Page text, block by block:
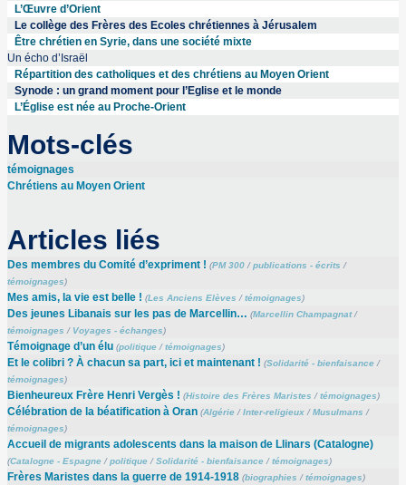
L’Œuvre d’Orient
Le collège des Frères des Ecoles chrétiennes à Jérusalem
Être chrétien en Syrie, dans une société mixte
Un écho d’Israël
Répartition des catholiques et des chrétiens au Moyen Orient
Synode : un grand moment pour l’Eglise et le monde
L’Église est née au Proche-Orient
Mots-clés
témoignages
Chrétiens au Moyen Orient
Articles liés
Des membres du Comité d’expriment ! (PM 300/publications - écrits /
témoignages)
Mes amis, la vie est belle ! (Les Anciens Elèves /témoignages)
Des jeunes Libanais sur les pas de Marcellin… (Marcellin Champagnat/
témoignages / Voyages - échanges)
Témoignage d’un élu (politique/témoignages)
Et le colibri ? À chacun sa part, ici et maintenant ! (Solidarité - bienfaisance/
témoignages)
Bienheureux Frère Henri Vergès ! (Histoire des Frères Maristes /témoignages)
Célébration de la béatification à Oran (Algérie/Inter-religieux/Musulmans /
témoignages)
Accueil de migrants adolescents dans la maison de Llinars (Catalogne)
(Catalogne - Espagne/politique/Solidarité - bienfaisance/témoignages)
Frères Maristes dans la guerre de 1914-1918 (biographies /témoignages)